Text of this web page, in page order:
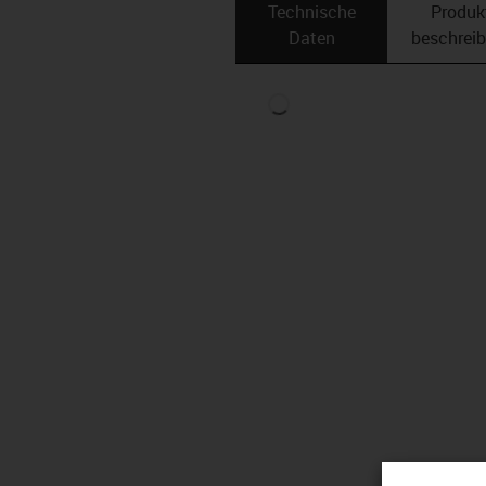
Technische
Daten